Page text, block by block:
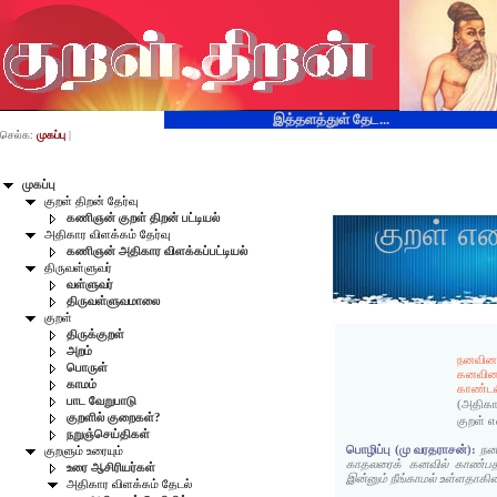
இத்தளத்துள் தேட...
முகப்பு
குறள் திறன் தேர்வு
கணிஞன் குறள் திறன் பட்டியல்
அதிகார விளக்கம் தேர்வு
கணிஞன் அதிகார விளக்கப்பட்டியல்
திருவள்ளுவர்
வள்ளுவர்
திருவள்ளுவமாலை
குறள்
திருக்குறள்
அறம்
பொருள்
காமம்
பாட வேறுபாடு
குறளில் குறைகள்?
நறுஞ்செய்திகள்
குறளும் உரையும்
உரை ஆசிரியர்கள்
அதிகார விளக்கம் தேடல்
செல்க: முகப்பு |
குறள்
குறள்
பொழிப்பு (மு வரதராசன்):
காதலரைக் கனவில்
இன்னும் நீங்காமல்